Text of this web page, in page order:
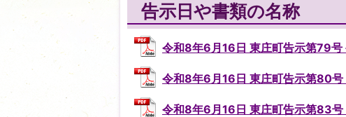
告示日や書類の名称
令和8年6月16日 東庄町告示第79
令和8年6月16日 東庄町告示第80
令和8年6月16日 東庄町告示第83